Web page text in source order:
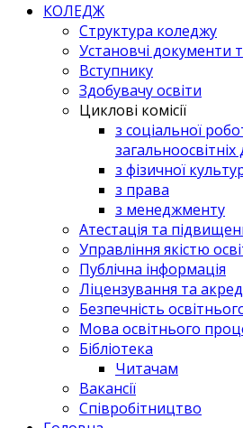
КОЛЕДЖ
Структура коледжу
Установчі документи
Вступнику
Здобувачу освіти
Циклові комісії
з соціальної
з фізичної
з права
з менеджменту
Атестація та
Управління якістю
Публічна інформація
Ліцензування та
Безпечність
Мова освітнього
Бібліотека
Читачам
Вакансії
Співробітництво